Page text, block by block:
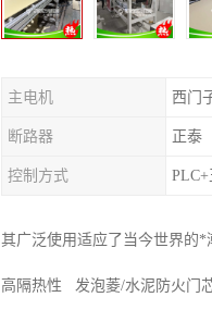
主电机 西门
断路器 正泰
控制方式
其广泛使用适应了当今世界的
高隔热性 发泡菱/水泥防火门